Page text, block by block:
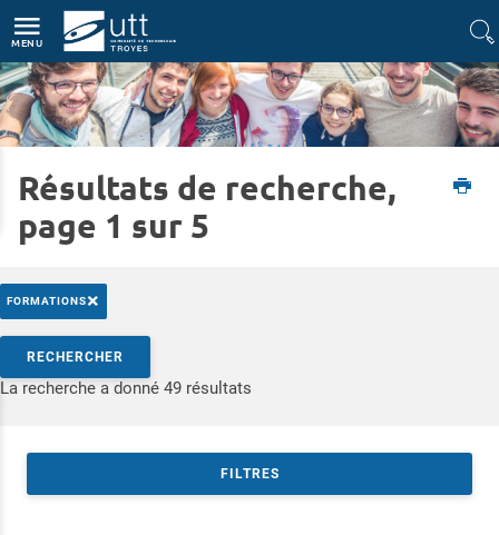
MENU
Accueil Formations Découvrir les études d'ingénieur
Résultats de recherche,
page 1 sur 5
FORMATIONS×
Rechercher par mots-clés
RECHERCHER
La recherche a donné 49 résultats
FILTRES